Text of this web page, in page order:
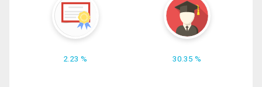
2.23 % 30.35 %